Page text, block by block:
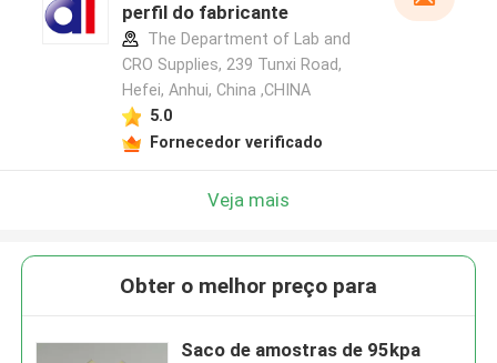
perfil do fabricante
The Department of Lab and
CRO Supplies, 239 Tunxi Road,
Hefei, Anhui, China ,CHINA
5.0
Fornecedor verificado
Veja mais
Obter o melhor preço para
Saco de amostras de 95kpa